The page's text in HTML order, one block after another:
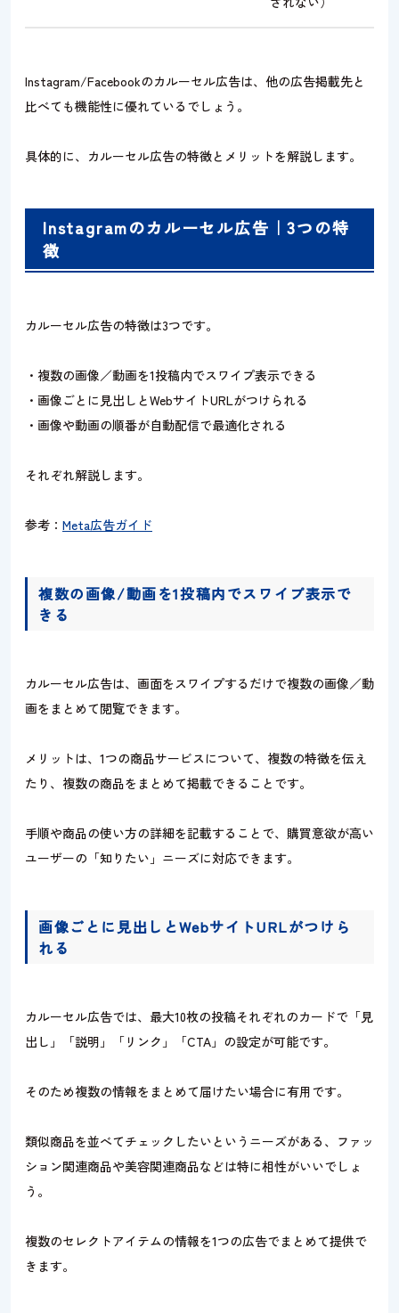
Instagram/Facebookのカルーセル広告は、他の広告掲載先と
比べても機能性に優れているでしょう。
具体的に、カルーセル広告の特徴とメリットを解説します。
Instagramのカルーセル広告｜3つの特
徴
カルーセル広告の特徴は3つです。
・複数の画像／動画を1投稿内でスワイプ表示できる
・画像ごとに見出しとWebサイトURLがつけられる
・画像や動画の順番が自動配信で最適化される
それぞれ解説します。
参考： Meta広告ガイド
複数の画像/動画を1投稿内でスワイプ表示で
きる
カルーセル広告は、画面をスワイプするだけで複数の画像／動
画をまとめて閲覧できます。
メリットは、1つの商品サービスについて、複数の特徴を伝え
たり、複数の商品をまとめて掲載できることです。
手順や商品の使い方の詳細を記載することで、購買意欲が高い
ユーザーの「知りたい」ニーズに対応できます。
画像ごとに見出しとWebサイトURLがつけら
れる
カルーセル広告では、最大10枚の投稿それぞれのカードで「見
出し」「説明」「リンク」「CTA」の設定が可能です。
そのため複数の情報をまとめて届けたい場合に有用です。
類似商品を並べてチェックしたいというニーズがある、ファッ
ション関連商品や美容関連商品などは特に相性がいいでしょ
う。
複数のセレクトアイテムの情報を1つの広告でまとめて提供で
きます。